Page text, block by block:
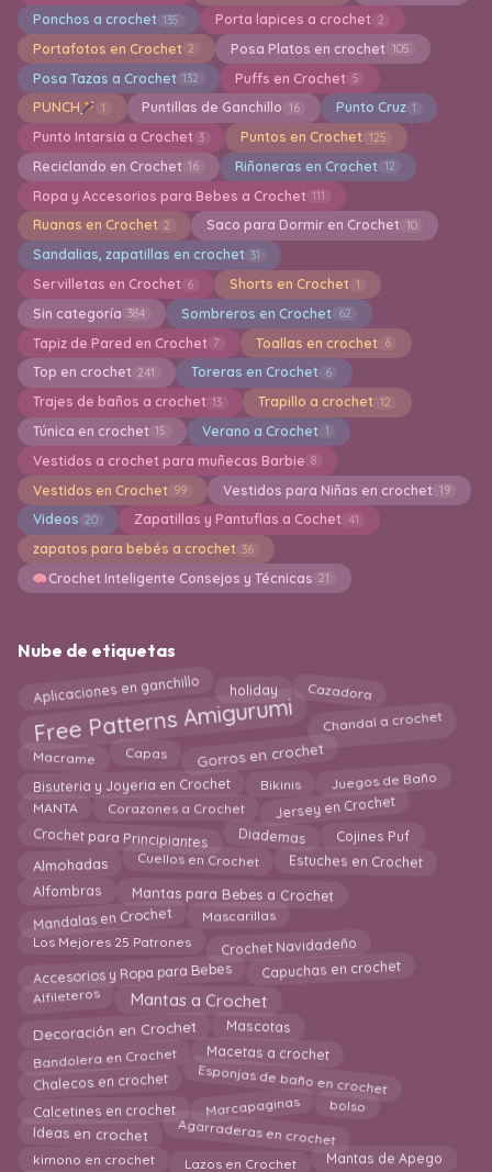
Ponchos a crochet 135 Porta lapices a crochet 2
Portafotos en Crochet 2 Posa Platos en crochet 105
Posa Tazas a Crochet 132 Puffs en Crochet 5
PUNCH 1 Puntillas de Ganchillo 16 Punto Cruz 1
Punto Intarsia a Crochet 3 Puntos en Crochet 125
Reciclando en Crochet 16 Riñoneras en Crochet 12
Ropa y Accesorios para Bebes a Crochet 111
Ruanas en Crochet 2 Saco para Dormir en Crochet 10
Sandalias, zapatillas en crochet 31
Servilletas en Crochet 6 Shorts en Crochet 1
Sin categoría 384 Sombreros en Crochet 62
Tapiz de Pared en Crochet 7 Toallas en crochet 6
Top en crochet 241 Toreras en Crochet 6
Trajes de baños a crochet 13 Trapillo a crochet 12
Túnica en crochet 15 Verano a Crochet 1
Vestidos a crochet para muñecas Barbie 8
Vestidos en Crochet 99 Vestidos para Niñas en crochet 19
Videos 20 Zapatillas y Pantuflas a Cochet 41
zapatos para bebés a crochet 36
Crochet Inteligente Consejos y Técnicas 21
Nube de etiquetas
Aplicaciones en ganchillo holiday Cazadora
Free Patterns Amigurumi Chandal a crochet
Macrame Capas Gorros en crochet
Bisuteria y Joyeria en Crochet Bikinis Juegos de Baño
MANTA Corazones a Crochet Jersey en Crochet
Crochet para Principiantes Diademas Cojines Puf
Almohadas Cuellos en Crochet Estuches en Crochet
Alfombras Mantas para Bebes a Crochet
Mandalas en Crochet Mascarillas
Los Mejores 25 Patrones Crochet Navidadeño
Accesorios y Ropa para Bebes Capuchas en crochet
Alfileteros Mantas a Crochet
Decoración en Crochet Mascotas
Bandolera en Crochet Macetas a crochet
Chalecos en crochet Esponjas de baño en crochet
Calcetines en crochet Marcapaginas bolso
Ideas en crochet Agarraderas en crochet
kimono en crochet Lazos en Crochet Mantas de Apego